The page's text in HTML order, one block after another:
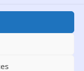
municipale de
Vivier-Merle